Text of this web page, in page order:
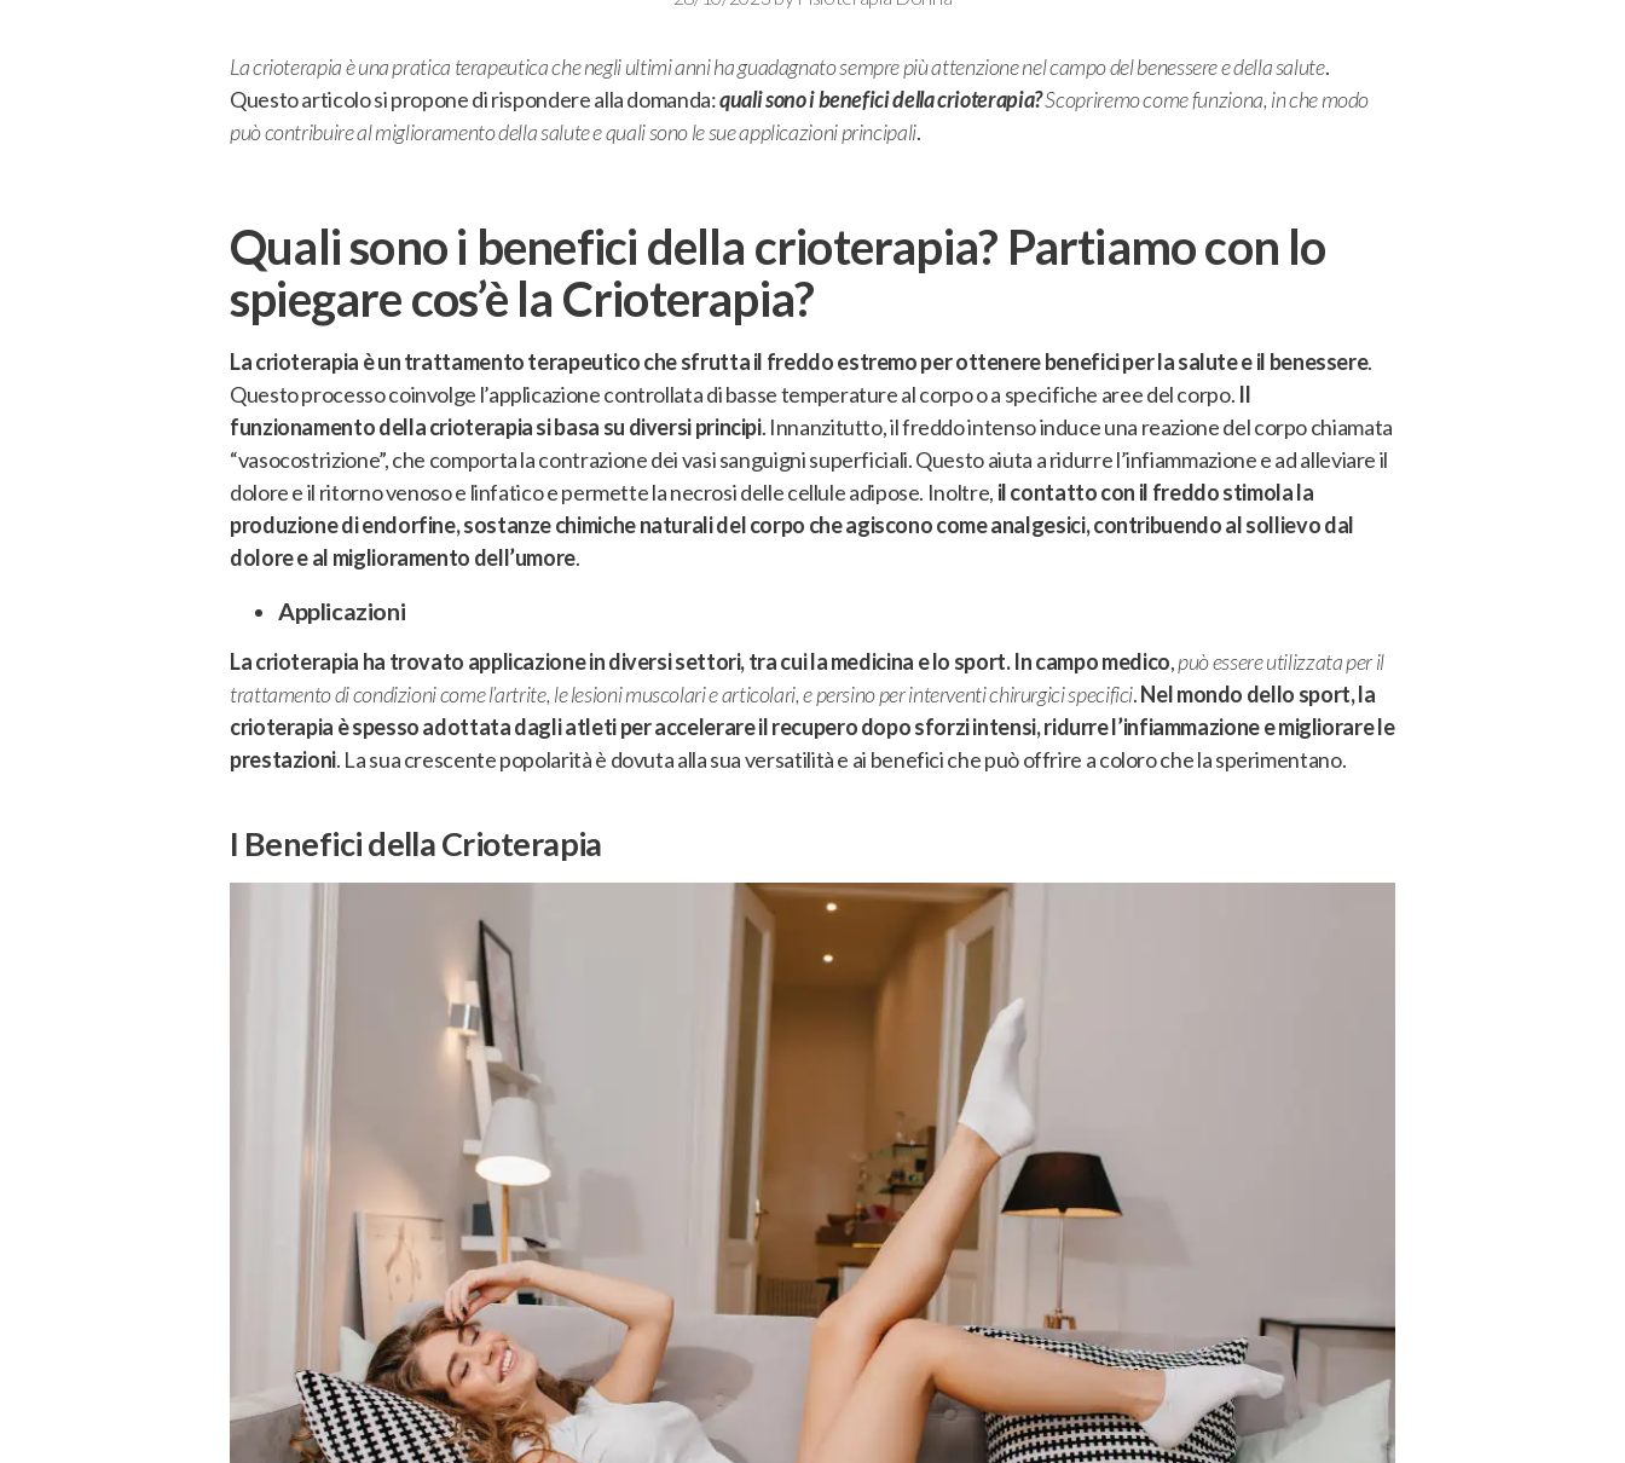
La crioterapia è una pratica terapeutica che negli ultimi anni ha guadagnato sempre più attenzione nel campo del benessere e della salute.
Questo articolo si propone di rispondere alla domanda:quali sono i benefici della crioterapia?Scopriremo come funziona, in che modo
può contribuire al miglioramento della salute e quali sono le sue applicazioni principali.
Quali sono i benefici della crioterapia? Partiamo con lo
spiegare cos’è la Crioterapia?
La crioterapia è un trattamento terapeutico che sfrutta il freddo estremo per ottenere benefici per la salute e il benessere.
Questo processo coinvolge l’applicazione controllata di basse temperature al corpo o a specifiche aree del corpo. Il
funzionamento della crioterapia si basa su diversi principi. Innanzitutto,il freddo intenso induce una reazione del corpo chiamata
“vasocostrizione”, che comporta la contrazione dei vasi sanguigni superficiali. Questo aiuta a ridurre l’infiammazione e ad alleviare il
dolore e il ritorno venoso e linfatico e permette la necrosi delle cellule adipose. Inoltre, il contatto con il freddo stimola la
produzione di endorfine, sostanze chimiche naturali del corpo che agiscono come analgesici, contribuendo al sollievo dal
dolore e al miglioramento dell’umore.
Applicazioni
La crioterapia ha trovato applicazione in diversi settori, tra cui la medicina e lo sport. In campo medico,può essere utilizzata per il
trattamento di condizioni come l’artrite, le lesioni muscolari e articolari, e persino per interventi chirurgici specifici.Nel mondo dello sport, la
crioterapia è spesso adottata dagli atleti per accelerare il recupero dopo sforzi intensi, ridurre l’infiammazione e migliorare le
prestazioni. La sua crescente popolarità è dovuta alla sua versatilità e ai benefici che può offrire a coloro che la sperimentano.
I Benefici della Crioterapia